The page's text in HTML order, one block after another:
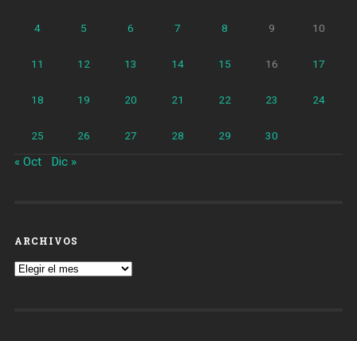
4 5 6 7 8 9 10
11 12 13 14 15 16 17
18 19 20 21 22 23 24
25 26 27 28 29 30
« Oct Dic »
ARCHIVOS
Archivos